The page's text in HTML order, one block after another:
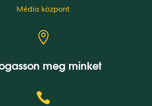
Média központ

meg minket
